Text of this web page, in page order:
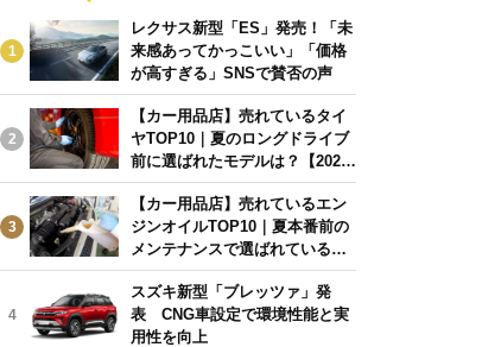
1
レクサス新型「ES」発売！「未
来感あってかっこいい」「価格
が高すぎる」SNSで賛否の声
2
【カー用品店】売れているタイ
ヤTOP10｜夏のロングドライブ
前に選ばれたモデルは？【2026
年6月版】
3
【カー用品店】売れているエン
ジンオイルTOP10｜夏本番前の
メンテナンスで選ばれている人
気モデルは？【2026年6月版】
4
スズキ新型「ブレッツァ」発
表 CNG車設定で環境性能と実
用性を向上